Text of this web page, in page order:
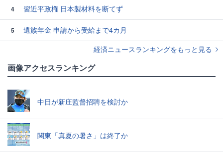
4 習近平政権 日本製材料を断てず
5
遺族年金 申請から受給まで4カ月
経済ニュースランキングをもっと見る
画像アクセスランキング
中日が新庄監督招聘を検討か
関東「真夏の暑さ」は終了か